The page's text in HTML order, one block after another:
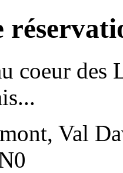
coeur des
Val